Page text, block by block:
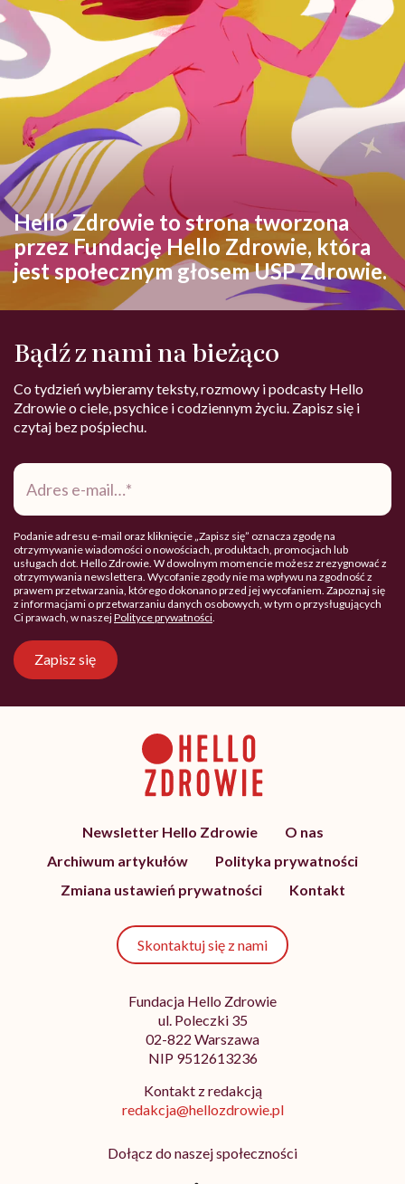
Hello Zdrowie to strona tworzona
przez Fundację Hello Zdrowie, która
jest społecznym głosem USP Zdrowie.
Bądź z nami na bieżąco
Co tydzień wybieramy teksty, rozmowy i podcasty Hello
Zdrowie o ciele, psychice i codziennym życiu. Zapisz się i
czytaj bez pośpiechu.
Adres
mail*
Podanie adresu e-mail oraz kliknięcie „Zapisz się” oznacza zgodę na
otrzymywanie wiadomości o nowościach, produktach, promocjach lub
usługach dot. Hello Zdrowie. W dowolnym momencie możesz zrezygnować z
otrzymywania newslettera. Wycofanie zgody nie ma wpływu na zgodność z
prawem przetwarzania, którego dokonano przed jej wycofaniem. Zapoznaj się
z informacjami o przetwarzaniu danych osobowych, w tym o przysługujących
Ci prawach, w naszejPolityce prywatności
Zapisz się
Newsletter Hello Zdrowie
O nas
Archiwum artykułów
Polityka prywatności
Zmiana ustawień prywatności
Kontakt
Skontaktuj się z nami
Fundacja Hello Zdrowie
ul. Poleczki 35
02-822 Warszawa
NIP 9512613236
Kontakt z redakcją
redakcja@hellozdrowie.pl
Dołącz do naszej społeczności